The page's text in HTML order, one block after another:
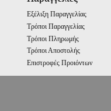
Εξέλιξη Παραγγελίας
Τρόποι Παραγγελίας
Τρόποι Πληρωμής
Τρόποι Αποστολής
Επιστροφές Προιόντων